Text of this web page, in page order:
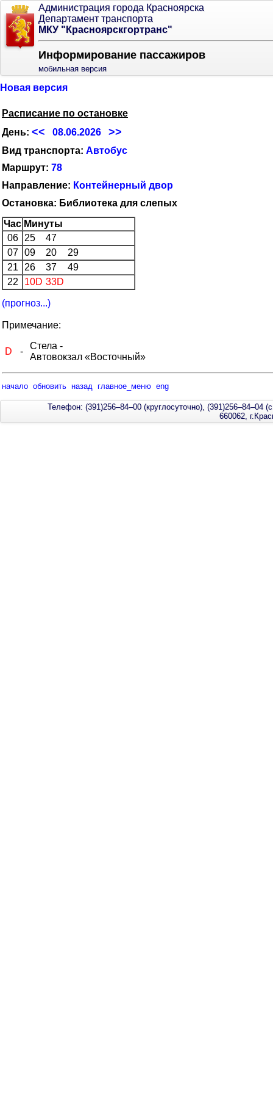
Администрация города Красноярска
Департамент транспорта
МКУ "Красноярскгортранс"
Информирование пассажиров
мобильная версия
Новая версия
Расписание по остановке
День: << 08.06.2026 >>
Вид транспорта: Автобус
Маршрут: 78
Направление: Контейнерный двор
Остановка: Библиотека для слепых
Час Минуты
06
25
47
07
09 20
29
21
26 37
49
22
10D 33D
(прогноз...)
Примечание:
D -
Стела -
Автовокзал «Восточный»
начало обновить назад главное_меню eng
Телефон: (391)256–84–00 (круглосуточно), (391)256–84–04
660062,